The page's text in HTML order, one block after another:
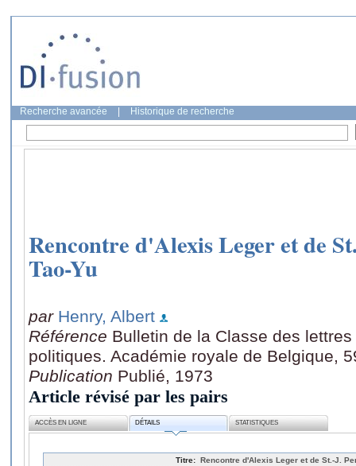
Recherche avancée Historique de recherche
Rencontre d'Alexis Leger et de
Tao-Yu
par Henry, Albert
Référence Bulletin de la Classe des
politiques. Académie royale de Belgique,
Publication Publié, 1973
Article révisé par les pairs
ACCÈS EN LIGNE DÉTAILS STATISTIQUES
Titre: Rencontre d'Alexis Leger et de St.-J.